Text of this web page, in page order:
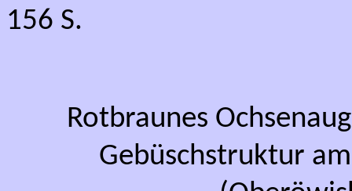
156 S.
Rotbraunes
Gebüschstruktur